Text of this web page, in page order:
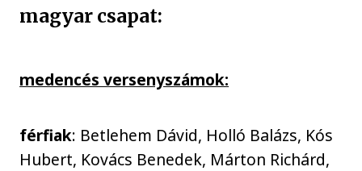
magyar csapat:
medencés versenyszámok:
férfiak: Betlehem Dávid, Holló Balázs, Kós
Hubert, Kovács Benedek, Márton Richárd,